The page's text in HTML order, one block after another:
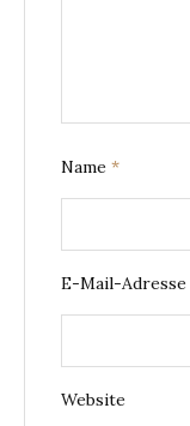
Name *
E-Mail-Adresse
Website